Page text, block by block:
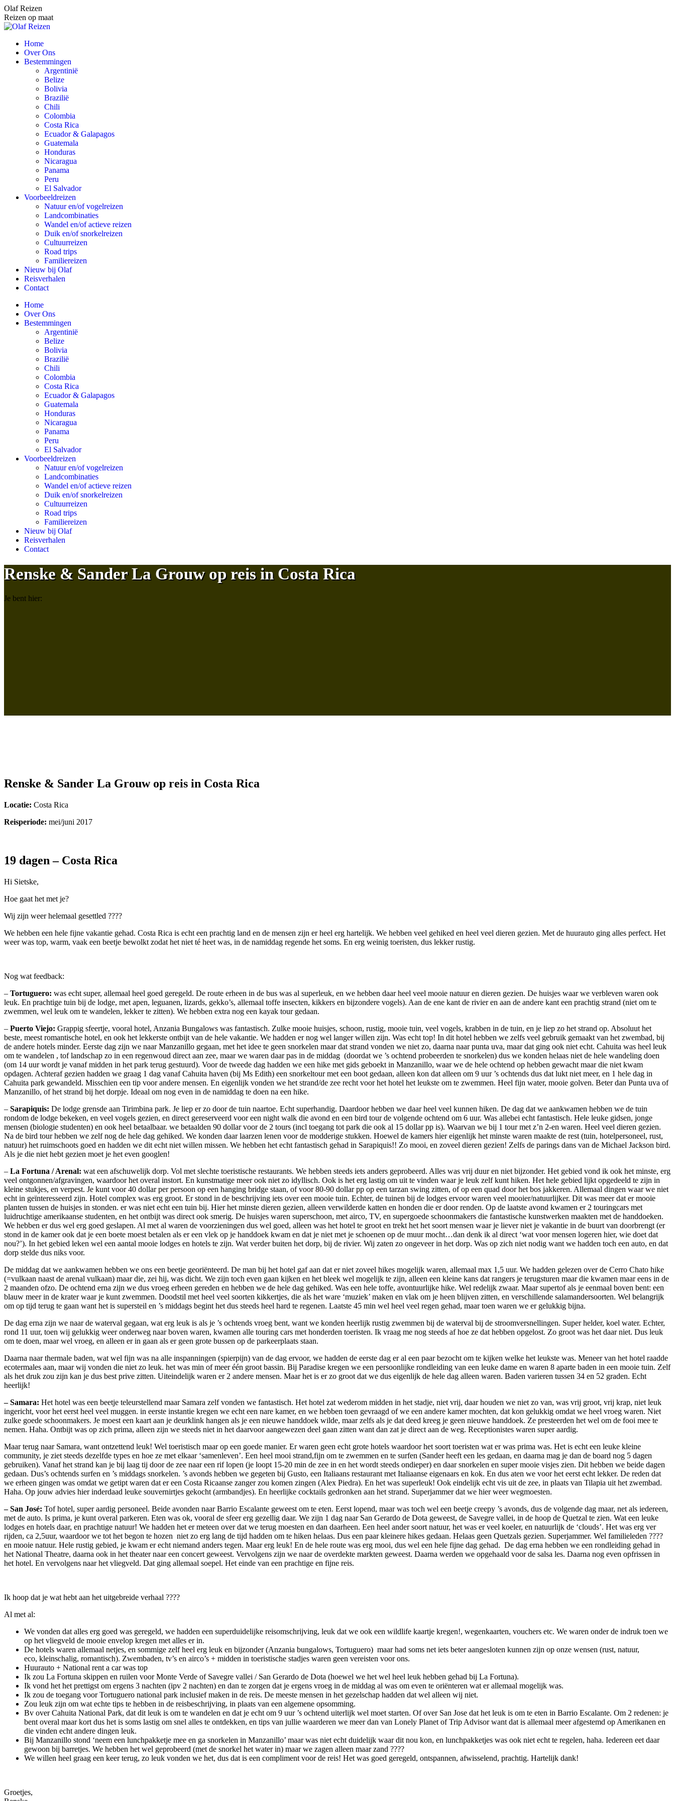
Spring
naar
content
Olaf Reizen
Reizen op maat
Home
Over Ons
Bestemmingen
Argentinië
Belize
Bolivia
Brazilië
Chili
Colombia
Costa Rica
Ecuador & Galapagos
Guatemala
Honduras
Nicaragua
Panama
Peru
El Salvador
Voorbeeldreizen
Natuur en/of vogelreizen
Landcombinaties
Wandel en/of actieve reizen
Duik en/of snorkelreizen
Cultuurreizen
Road trips
Familiereizen
Nieuw bij Olaf
Reisverhalen
Contact
Home
Over Ons
Bestemmingen
Argentinië
Belize
Bolivia
Brazilië
Chili
Colombia
Costa Rica
Ecuador & Galapagos
Guatemala
Honduras
Nicaragua
Panama
Peru
El Salvador
Voorbeeldreizen
Natuur en/of vogelreizen
Landcombinaties
Wandel en/of actieve reizen
Duik en/of snorkelreizen
Cultuurreizen
Road trips
Familiereizen
Nieuw bij Olaf
Reisverhalen
Contact
Renske & Sander La Grouw op reis in Costa Rica
Je bent hier:
Renske & Sander La Grouw op reis in Costa Rica
Locatie: Costa Rica
Reisperiode: mei/juni 2017
19 dagen – Costa Rica
Hi Sietske,
Hoe gaat het met je?
Wij zijn weer helemaal gesettled ????
We hebben een hele fijne vakantie gehad. Costa Rica is echt een prachtig land en de mensen zijn er heel erg hartelijk. We hebben veel gehiked en heel veel dieren gezien. Met de huurauto ging alles perfect. Het
weer was top, warm, vaak een beetje bewolkt zodat het niet té heet was, in de namiddag regende het soms. En erg weinig toeristen, dus lekker rustig.
Nog wat feedback:
– Tortuguero: was echt super, allemaal heel goed geregeld. De route erheen in de bus was al superleuk, en we hebben daar heel veel mooie natuur en dieren gezien. De huisjes waar we verbleven waren ook
leuk. En prachtige tuin bij de lodge, met apen, leguanen, lizards, gekko’s, allemaal toffe insecten, kikkers en bijzondere vogels). Aan de ene kant de rivier en aan de andere kant een prachtig strand (niet om te
zwemmen, wel leuk om te wandelen, lekker te zitten). We hebben extra nog een kayak tour gedaan.
– Puerto Viejo: Grappig sfeertje, vooral hotel, Anzania Bungalows was fantastisch. Zulke mooie huisjes, schoon, rustig, mooie tuin, veel vogels, krabben in de tuin, en je liep zo het strand op. Absoluut het
beste, meest romantische hotel, en ook het lekkerste ontbijt van de hele vakantie. We hadden er nog wel langer willen zijn. Was echt top! In dit hotel hebben we zelfs veel gebruik gemaakt van het zwembad, bij
de andere hotels minder. Eerste dag zijn we naar Manzanillo gegaan, met het idee te geen snorkelen maar dat strand vonden we niet zo, daarna naar punta uva, maar dat ging ook niet echt. Cahuita was heel leuk
om te wandelen , tof landschap zo in een regenwoud direct aan zee, maar we waren daar pas in de middag (doordat we ’s ochtend probeerden te snorkelen) dus we konden helaas niet de hele wandeling doen
(om 14 uur wordt je vanaf midden in het park terug gestuurd). Voor de tweede dag hadden we een hike met gids geboekt in Manzanillo, waar we de hele ochtend op hebben gewacht maar die niet kwam
opdagen. Achteraf gezien hadden we graag 1 dag vanaf Cahuita haven (bij Ms Edith) een snorkeltour met een boot gedaan, alleen kon dat alleen om 9 uur ’s ochtends dus dat lukt niet meer, en 1 hele dag in
Cahuita park gewandeld. Misschien een tip voor andere mensen. En eigenlijk vonden we het strand/de zee recht voor het hotel het leukste om te zwemmen. Heel fijn water, mooie golven. Beter dan Punta uva of
Manzanillo, of het strand bij het dorpje. Ideaal om nog even in de namiddag te doen na een hike.
– Sarapiquis: De lodge grensde aan Tirimbina park. Je liep er zo door de tuin naartoe. Echt superhandig. Daardoor hebben we daar heel veel kunnen hiken. De dag dat we aankwamen hebben we de tuin
rondom de lodge bekeken, en veel vogels gezien, en direct gereserveerd voor een night walk die avond en een bird tour de volgende ochtend om 6 uur. Was allebei echt fantastisch. Hele leuke gidsen, jonge
mensen (biologie studenten) en ook heel betaalbaar. we betaalden 90 dollar voor de 2 tours (incl toegang tot park die ook al 15 dollar pp is). Waarvan we bij 1 tour met z’n 2-en waren. Heel veel dieren gezien.
Na de bird tour hebben we zelf nog de hele dag gehiked. We konden daar laarzen lenen voor de modderige stukken. Hoewel de kamers hier eigenlijk het minste waren maakte de rest (tuin, hotelpersoneel, rust,
natuur) het ruimschoots goed en hadden we dit echt niet willen missen. We hebben het echt fantastisch gehad in Sarapiquis!! Zo mooi, en zoveel dieren gezien! Zelfs de parings dans van de Michael Jackson bird.
Als je die niet hebt gezien moet je het even googlen!
– La Fortuna / Arenal: wat een afschuwelijk dorp. Vol met slechte toeristische restaurants. We hebben steeds iets anders geprobeerd. Alles was vrij duur en niet bijzonder. Het gebied vond ik ook het minste, erg
veel ontgonnen/afgravingen, waardoor het overal instort. En kunstmatige meer ook niet zo idyllisch. Ook is het erg lastig om uit te vinden waar je leuk zelf kunt hiken. Het hele gebied lijkt opgedeeld te zijn in
kleine stukjes, en verpest. Je kunt voor 40 dollar per persoon op een hanging bridge staan, of voor 80-90 dollar pp op een tarzan swing zitten, of op een quad door het bos jakkeren. Allemaal dingen waar we niet
echt in geïnteresseerd zijn. Hotel complex was erg groot. Er stond in de beschrijving iets over een mooie tuin. Echter, de tuinen bij de lodges ervoor waren veel mooier/natuurlijker. Dit was meer dat er mooie
planten tussen de huisjes in stonden. er was niet echt een tuin bij. Hier het minste dieren gezien, alleen verwilderde katten en honden die er door renden. Op de laatste avond kwamen er 2 touringcars met
luidruchtige amerikaanse studenten, en het ontbijt was direct ook smerig. De huisjes waren superschoon, met airco, TV, en supergoede schoonmakers die fantastische kunstwerken maakten met de handdoeken.
We hebben er dus wel erg goed geslapen. Al met al waren de voorzieningen dus wel goed, alleen was het hotel te groot en trekt het het soort mensen waar je liever niet je vakantie in de buurt van doorbrengt (er
stond in de kamer ook dat je een boete moest betalen als er een vlek op je handdoek kwam en dat je niet met je schoenen op de muur mocht…dan denk ik al direct ‘wat voor mensen logeren hier, wie doet dat
nou?’). In het gebied leken wel een aantal mooie lodges en hotels te zijn. Wat verder buiten het dorp, bij de rivier. Wij zaten zo ongeveer in het dorp. Was op zich niet nodig want we hadden toch een auto, en dat
dorp stelde dus niks voor.
De middag dat we aankwamen hebben we ons een beetje georiënteerd. De man bij het hotel gaf aan dat er niet zoveel hikes mogelijk waren, allemaal max 1,5 uur. We hadden gelezen over de Cerro Chato hike
(=vulkaan naast de arenal vulkaan) maar die, zei hij, was dicht. We zijn toch even gaan kijken en het bleek wel mogelijk te zijn, alleen een kleine kans dat rangers je terugsturen maar die kwamen maar eens in de
2 maanden ofzo. De ochtend erna zijn we dus vroeg erheen gereden en hebben we de hele dag gehiked. Was een hele toffe, avontuurlijke hike. Wel redelijk zwaar. Maar supertof als je eenmaal boven bent: een
blauw meer in de krater waar je kunt zwemmen. Doodstil met heel veel soorten kikkertjes, die als het ware ‘muziek’ maken en vlak om je heen blijven zitten, en verschillende salamandersoorten. Wel belangrijk
om op tijd terug te gaan want het is supersteil en ’s middags begint het dus steeds heel hard te regenen. Laatste 45 min wel heel veel regen gehad, maar toen waren we er gelukkig bijna.
De dag erna zijn we naar de waterval gegaan, wat erg leuk is als je ’s ochtends vroeg bent, want we konden heerlijk rustig zwemmen bij de waterval bij de stroomversnellingen. Super helder, koel water. Echter,
rond 11 uur, toen wij gelukkig weer onderweg naar boven waren, kwamen alle touring cars met honderden toeristen. Ik vraag me nog steeds af hoe ze dat hebben opgelost. Zo groot was het daar niet. Dus leuk
om te doen, maar wel vroeg, en alleen er in gaan als er geen grote bussen op de parkeerplaats staan.
Daarna naar thermale baden, wat wel fijn was na alle inspanningen (spierpijn) van de dag ervoor, we hadden de eerste dag er al een paar bezocht om te kijken welke het leukste was. Meneer van het hotel raadde
ecotermales aan, maar wij vonden die niet zo leuk. het was min of meer één groot bassin. Bij Paradise kregen we een persoonlijke rondleiding van een leuke dame en waren 8 aparte baden in een mooie tuin. Zelf
als het druk zou zijn kan je dus best prive zitten. Uiteindelijk waren er 2 andere mensen. Maar het is er zo groot dat we dus eigenlijk de hele dag alleen waren. Baden varieren tussen 34 en 52 graden. Echt
heerlijk!
– Samara: Het hotel was een beetje teleurstellend maar Samara zelf vonden we fantastisch. Het hotel zat wederom midden in het stadje, niet vrij, daar houden we niet zo van, was vrij groot, vrij krap, niet leuk
ingericht, voor het eerst heel veel muggen. in eerste instantie kregen we echt een nare kamer, en we hebben toen gevraagd of we een andere kamer mochten, dat kon gelukkig omdat we heel vroeg waren. Niet
zulke goede schoonmakers. Je moest een kaart aan je deurklink hangen als je een nieuwe handdoek wilde, maar zelfs als je dat deed kreeg je geen nieuwe handdoek. Ze presteerden het wel om de fooi mee te
nemen. Haha. Ontbijt was op zich prima, alleen zijn we steeds niet in het daarvoor aangewezen deel gaan zitten want dan zat je direct aan de weg. Receptionistes waren super aardig.
Maar terug naar Samara, want ontzettend leuk! Wel toeristisch maar op een goede manier. Er waren geen echt grote hotels waardoor het soort toeristen wat er was prima was. Het is echt een leuke kleine
community, je ziet steeds dezelfde types en hoe ze met elkaar ‘samenleven’. Een heel mooi strand,fijn om te zwemmen en te surfen (Sander heeft een les gedaan, en daarna mag je dan de board nog 5 dagen
gebruiken). Vanaf het strand kan je bij laag tij door de zee naar een rif lopen (je loopt 15-20 min de zee in en het wordt steeds ondieper) en daar snorkelen en super mooie visjes zien. Dit hebben we beide dagen
gedaan. Dus’s ochtends surfen en ’s middags snorkelen. ’s avonds hebben we gegeten bij Gusto, een Italiaans restaurant met Italiaanse eigenaars en kok. En dus aten we voor het eerst echt lekker. De reden dat
we erheen gingen was omdat we getipt waren dat er een Costa Ricaanse zanger zou komen zingen (Alex Piedra). En het was superleuk! Ook eindelijk echt vis uit de zee, in plaats van Tilapia uit het zwembad.
Haha. Op jouw advies hier inderdaad leuke souvernirtjes gekocht (armbandjes). En heerlijke cocktails gedronken aan het strand. Superjammer dat we hier weer wegmoesten.
– San José: Tof hotel, super aardig personeel. Beide avonden naar Barrio Escalante geweest om te eten. Eerst lopend, maar was toch wel een beetje creepy ’s avonds, dus de volgende dag maar, net als iedereen,
met de auto. Is prima, je kunt overal parkeren. Eten was ok, vooral de sfeer erg gezellig daar. We zijn 1 dag naar San Gerardo de Dota geweest, de Savegre vallei, in de hoop de Quetzal te zien. Wat een leuke
lodges en hotels daar, en prachtige natuur! We hadden het er meteen over dat we terug moesten en dan daarheen. Een heel ander soort natuur, het was er veel koeler, en natuurlijk de ‘clouds’. Het was erg ver
rijden, ca 2,5uur, waardoor we tot het begon te hozen niet zo erg lang de tijd hadden om te hiken helaas. Dus een paar kleinere hikes gedaan. Helaas geen Quetzals gezien. Superjammer. Wel familieleden ????
en mooie natuur. Hele rustig gebied, je kwam er echt niemand anders tegen. Maar erg leuk! En de hele route was erg mooi, dus wel een hele fijne dag gehad. De dag erna hebben we een rondleiding gehad in
het National Theatre, daarna ook in het theater naar een concert geweest. Vervolgens zijn we naar de overdekte markten geweest. Daarna werden we opgehaald voor de salsa les. Daarna nog even opfrissen in
het hotel. En vervolgens naar het vliegveld. Dat ging allemaal soepel. Het einde van een prachtige en fijne reis.
Ik hoop dat je wat hebt aan het uitgebreide verhaal ????
Al met al:
We vonden dat alles erg goed was geregeld, we hadden een superduidelijke reisomschrijving, leuk dat we ook een wildlife kaartje kregen!, wegenkaarten, vouchers etc. We waren onder de indruk toen we
op het vliegveld de mooie envelop kregen met alles er in.
De hotels waren allemaal netjes, en sommige zelf heel erg leuk en bijzonder (Anzania bungalows, Tortuguero) maar had soms net iets beter aangesloten kunnen zijn op onze wensen (rust, natuur,
eco, kleinschalig, romantisch). Zwembaden, tv’s en airco’s + midden in toeristische stadjes waren geen vereisten voor ons.
Huurauto + National rent a car was top
Ik zou La Fortuna skippen en ruilen voor Monte Verde of Savegre vallei / San Gerardo de Dota (hoewel we het wel heel leuk hebben gehad bij La Fortuna).
Ik vond het het prettigst om ergens 3 nachten (ipv 2 nachten) en dan te zorgen dat je ergens vroeg in de middag al was om even te oriënteren wat er allemaal mogelijk was.
Ik zou de toegang voor Tortuguero national park inclusief maken in de reis. De meeste mensen in het gezelschap hadden dat wel alleen wij niet.
Zou leuk zijn om wat echte tips te hebben in de reisbeschrijving, in plaats van een algemene opsomming.
Bv over Cahuita National Park, dat dit leuk is om te wandelen en dat je echt om 9 uur ’s ochtend uiterlijk wel moet starten. Of over San Jose dat het leuk is om te eten in Barrio Escalante. Om 2 redenen: je
bent overal maar kort dus het is soms lastig om snel alles te ontdekken, en tips van jullie waarderen we meer dan van Lonely Planet of Trip Advisor want dat is allemaal meer afgestemd op Amerikanen en
die vinden echt andere dingen leuk.
Bij Manzanillo stond ‘neem een lunchpakketje mee en ga snorkelen in Manzanillo’ maar was niet echt duidelijk waar dit nou kon, en lunchpakketjes was ook niet echt te regelen, haha. Iedereen eet daar
gewoon bij barretjes. We hebben het wel geprobeerd (met de snorkel het water in) maar we zagen alleen maar zand ????
We willen heel graag een keer terug, zo leuk vonden we het, dus dat is een compliment voor de reis! Het was goed geregeld, ontspannen, afwisselend, prachtig. Hartelijk dank!
Groetjes,